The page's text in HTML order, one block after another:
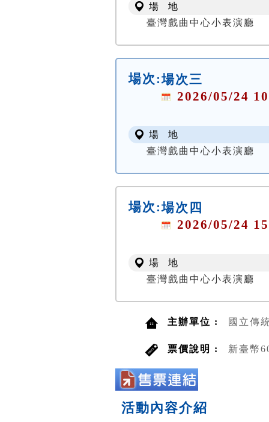
場 地
臺灣戲曲中心小表演廳
場次:場次三
2026/05/24
場 地
臺灣戲曲中心小表演廳
場次:場次四
2026/05/24
場 地
臺灣戲曲中心小表演廳
主辦單位 : 國立傳
票價說明 : 新臺幣
活動內容介紹